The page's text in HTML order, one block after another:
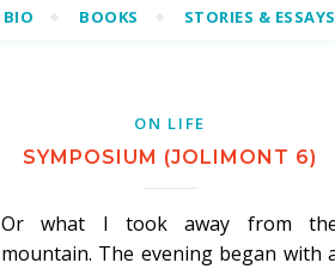
BIO BOOKS STORIES & ESSAYS
ON LIFE
SYMPOSIUM (JOLIMONT 6)
Or what I took away from
mountain. The evening began with